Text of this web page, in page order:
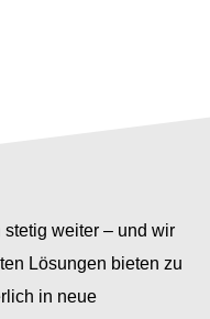
weiter – und wir
Lösungen bieten zu
in neue